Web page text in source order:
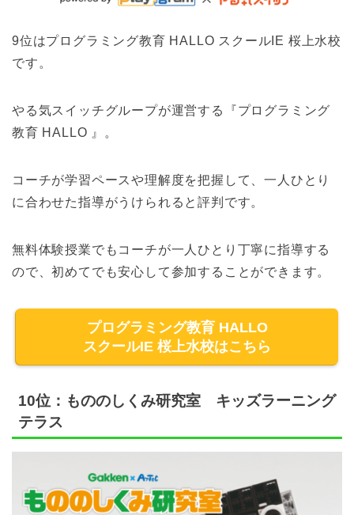
9位はプログラミング教育 HALLO スクールIE 桜上水校
です。
やる気スイッチグループが運営する『プログラミング
教育 HALLO 』。
コーチが学習ペースや理解度を把握して、一人ひとり
に合わせた指導がうけられると評判です。
無料体験授業でもコーチが一人ひとり丁寧に指導する
ので、初めてでも安心して参加することができます。
プログラミング教育 HALLO
スクールIE 桜上水校はこちら
10位：もののしくみ研究室 キッズラーニング
テラス